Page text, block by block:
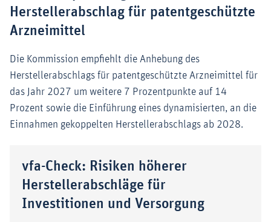
Herstellerabschlag für patentgeschützte
Arzneimittel
Die Kommission empfiehlt die Anhebung des
Herstellerabschlags für patentgeschützte Arzneimittel für
das Jahr 2027 um weitere 7 Prozentpunkte auf 14
Prozent sowie die Einführung eines dynamisierten, an die
Einnahmen gekoppelten Herstellerabschlags ab 2028.
vfa-Check: Risiken höherer
Herstellerabschläge für
Investitionen und Versorgung